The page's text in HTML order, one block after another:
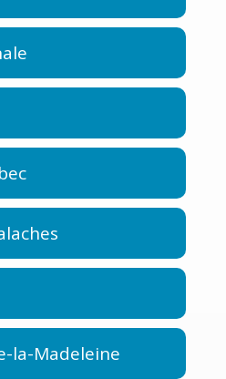
la-Madeleine